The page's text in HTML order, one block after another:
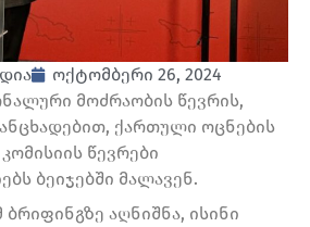
ოქტომბერი 26, 2024
მოძრაობის წევრის,
ქართული ოცნების
წევრები
ბეიჯებში მალავენ.
აღნიშნა, ისინი